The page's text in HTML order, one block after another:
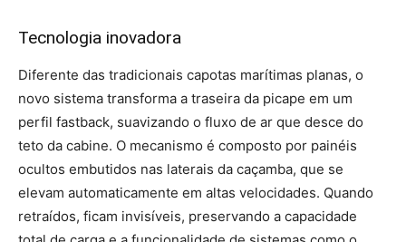
Tecnologia inovadora
Diferente das tradicionais capotas marítimas planas, o
novo sistema transforma a traseira da picape em um
perfil fastback, suavizando o fluxo de ar que desce do
teto da cabine. O mecanismo é composto por painéis
ocultos embutidos nas laterais da caçamba, que se
elevam automaticamente em altas velocidades. Quando
retraídos, ficam invisíveis, preservando a capacidade